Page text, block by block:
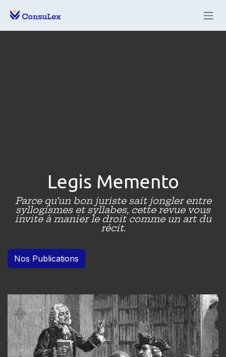
Legis Memento
Parce qu’un bon juriste sait jongler entre
syllogismes et syllabes, cette revue vous
invite à manier le droit comme un art du
récit.
Nos Publications